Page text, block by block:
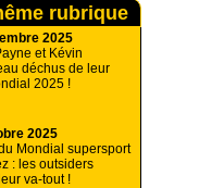
rubrique
2025
et Kévin
déchus de leur
2025 !
2025
Mondial supersport
: les outsiders
va-tout !